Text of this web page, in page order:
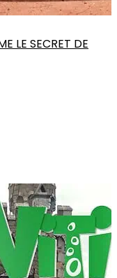
LE SECRET DE